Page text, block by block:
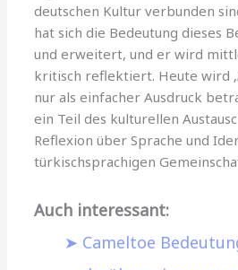
deutschen Kultur verbunden
hat sich die Bedeutung dieses
und erweitert, und er wird
kritisch reflektiert. Heute wird
nur als einfacher Ausdruck
ein Teil des kulturellen
Reflexion über Sprache und
türkischsprachigen
Auch interessant:
Cameltoe